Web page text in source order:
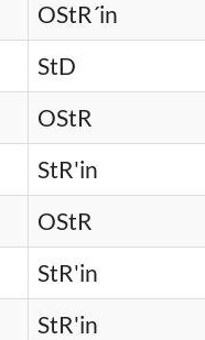
OStR´in
StD
OStR
StR'in
OStR
StR'in
StR'in